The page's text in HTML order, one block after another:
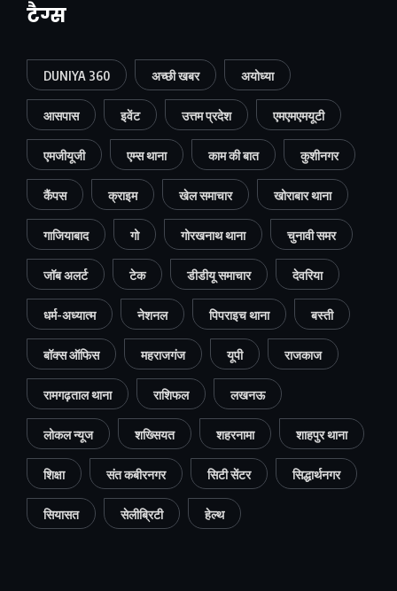
टैग्स
DUNIYA 360 अच्छी खबर अयोध्या
आसपास इवेंट उत्तम प्रदेश एमएमएमयूटी
एमजीयूजी एम्स थाना काम की बात कुशीनगर
कैंपस क्राइम खेल समाचार खोराबार थाना
गाजियाबाद गो गोरखनाथ थाना चुनावी समर
जॉब अलर्ट टेक डीडीयू समाचार देवरिया
धर्म-अध्यात्म नेशनल पिपराइच थाना बस्ती
बॉक्स ऑफिस महराजगंज यूपी राजकाज
रामगढ़ताल थाना राशिफल लखनऊ
लोकल न्यूज शख्सियत शहरनामा शाहपुर थाना
शिक्षा संत कबीरनगर सिटी सेंटर सिद्धार्थनगर
सियासत सेलीब्रिटी हेल्थ